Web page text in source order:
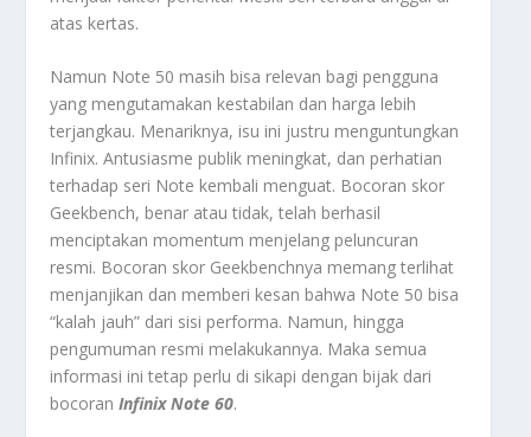
atas kertas.
Namun Note 50 masih bisa relevan bagi pengguna
yang mengutamakan kestabilan dan harga lebih
terjangkau. Menariknya, isu ini justru menguntungkan
Infinix. Antusiasme publik meningkat, dan perhatian
terhadap seri Note kembali menguat. Bocoran skor
Geekbench, benar atau tidak, telah berhasil
menciptakan momentum menjelang peluncuran
resmi. Bocoran skor Geekbenchnya memang terlihat
menjanjikan dan memberi kesan bahwa Note 50 bisa
“kalah jauh” dari sisi performa. Namun, hingga
pengumuman resmi melakukannya. Maka semua
informasi ini tetap perlu di sikapi dengan bijak dari
bocoranInfinix Note 60.